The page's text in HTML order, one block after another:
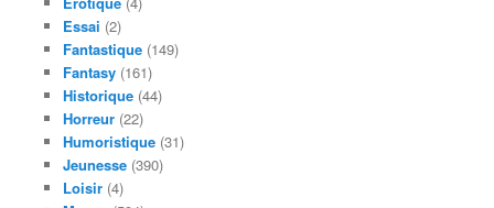
Essai (2)
Fantastique(149)
Fantasy(161)
Historique(44)
Horreur(22)
Humoristique(31)
Jeunesse(390)
Loisir(4)